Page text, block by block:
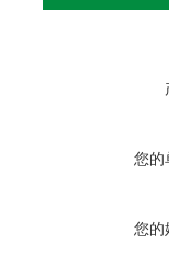
您的
您的